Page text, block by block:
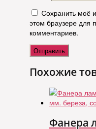
Сохранить моё
этом браузере для
комментариев.
Похожие
Фанера